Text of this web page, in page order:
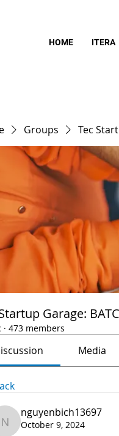
HOME ITERA
Groups Tec
Garage:
· 473 members
Media
nguyenbich13697
nguyenbich13697
October 9, 2024